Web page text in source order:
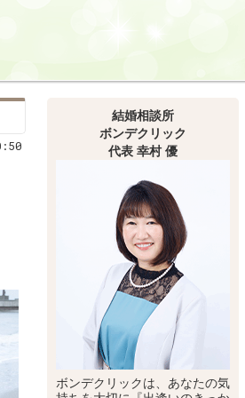
結婚相談所
ボンデクリック
代表 幸村 優
ボンデクリックは、あなたの気